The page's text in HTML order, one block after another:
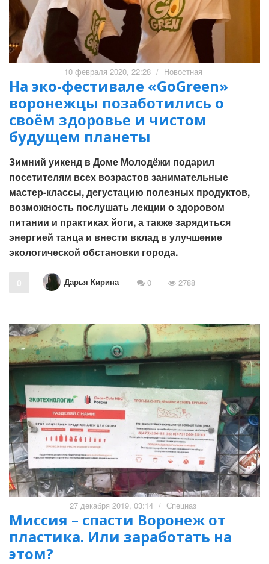
10 февраля 2020, 22:28 / Новостная
На эко-фестивале «GoGreen»
воронежцы позаботились о
своём здоровье и чистом
будущем планеты
Зимний уикенд в Доме Молодёжи подарил
посетителям всех возрастов занимательные
мастер-классы, дегустацию полезных продуктов,
возможность послушать лекции о здоровом
питании и практиках йоги, а также зарядиться
энергией танца и внести вклад в улучшение
экологической обстановки города.
0 Дарья Кирина 0 2788
27 декабря 2019, 03:14 / Спецназ
Миссия – спасти Воронеж от
пластика. Или заработать на
этом?